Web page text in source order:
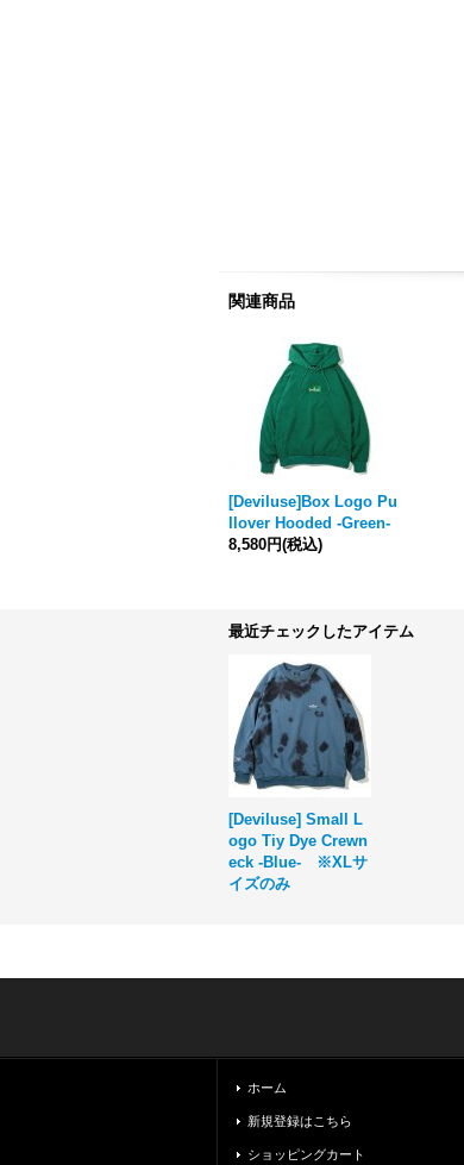
関連商品
[Deviluse]Box Logo Pu
llover Hooded -Green-
8,580円(税込)
最近チェックしたアイテム
[Deviluse] Small L
ogo Tiy Dye Crewn
eck -Blue- ※XLサ
イズのみ
ホーム
新規登録はこちら
ショッピングカート